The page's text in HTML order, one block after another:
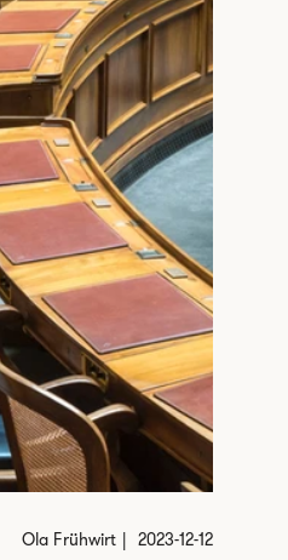
Ola Frühwirt 2023-12-12